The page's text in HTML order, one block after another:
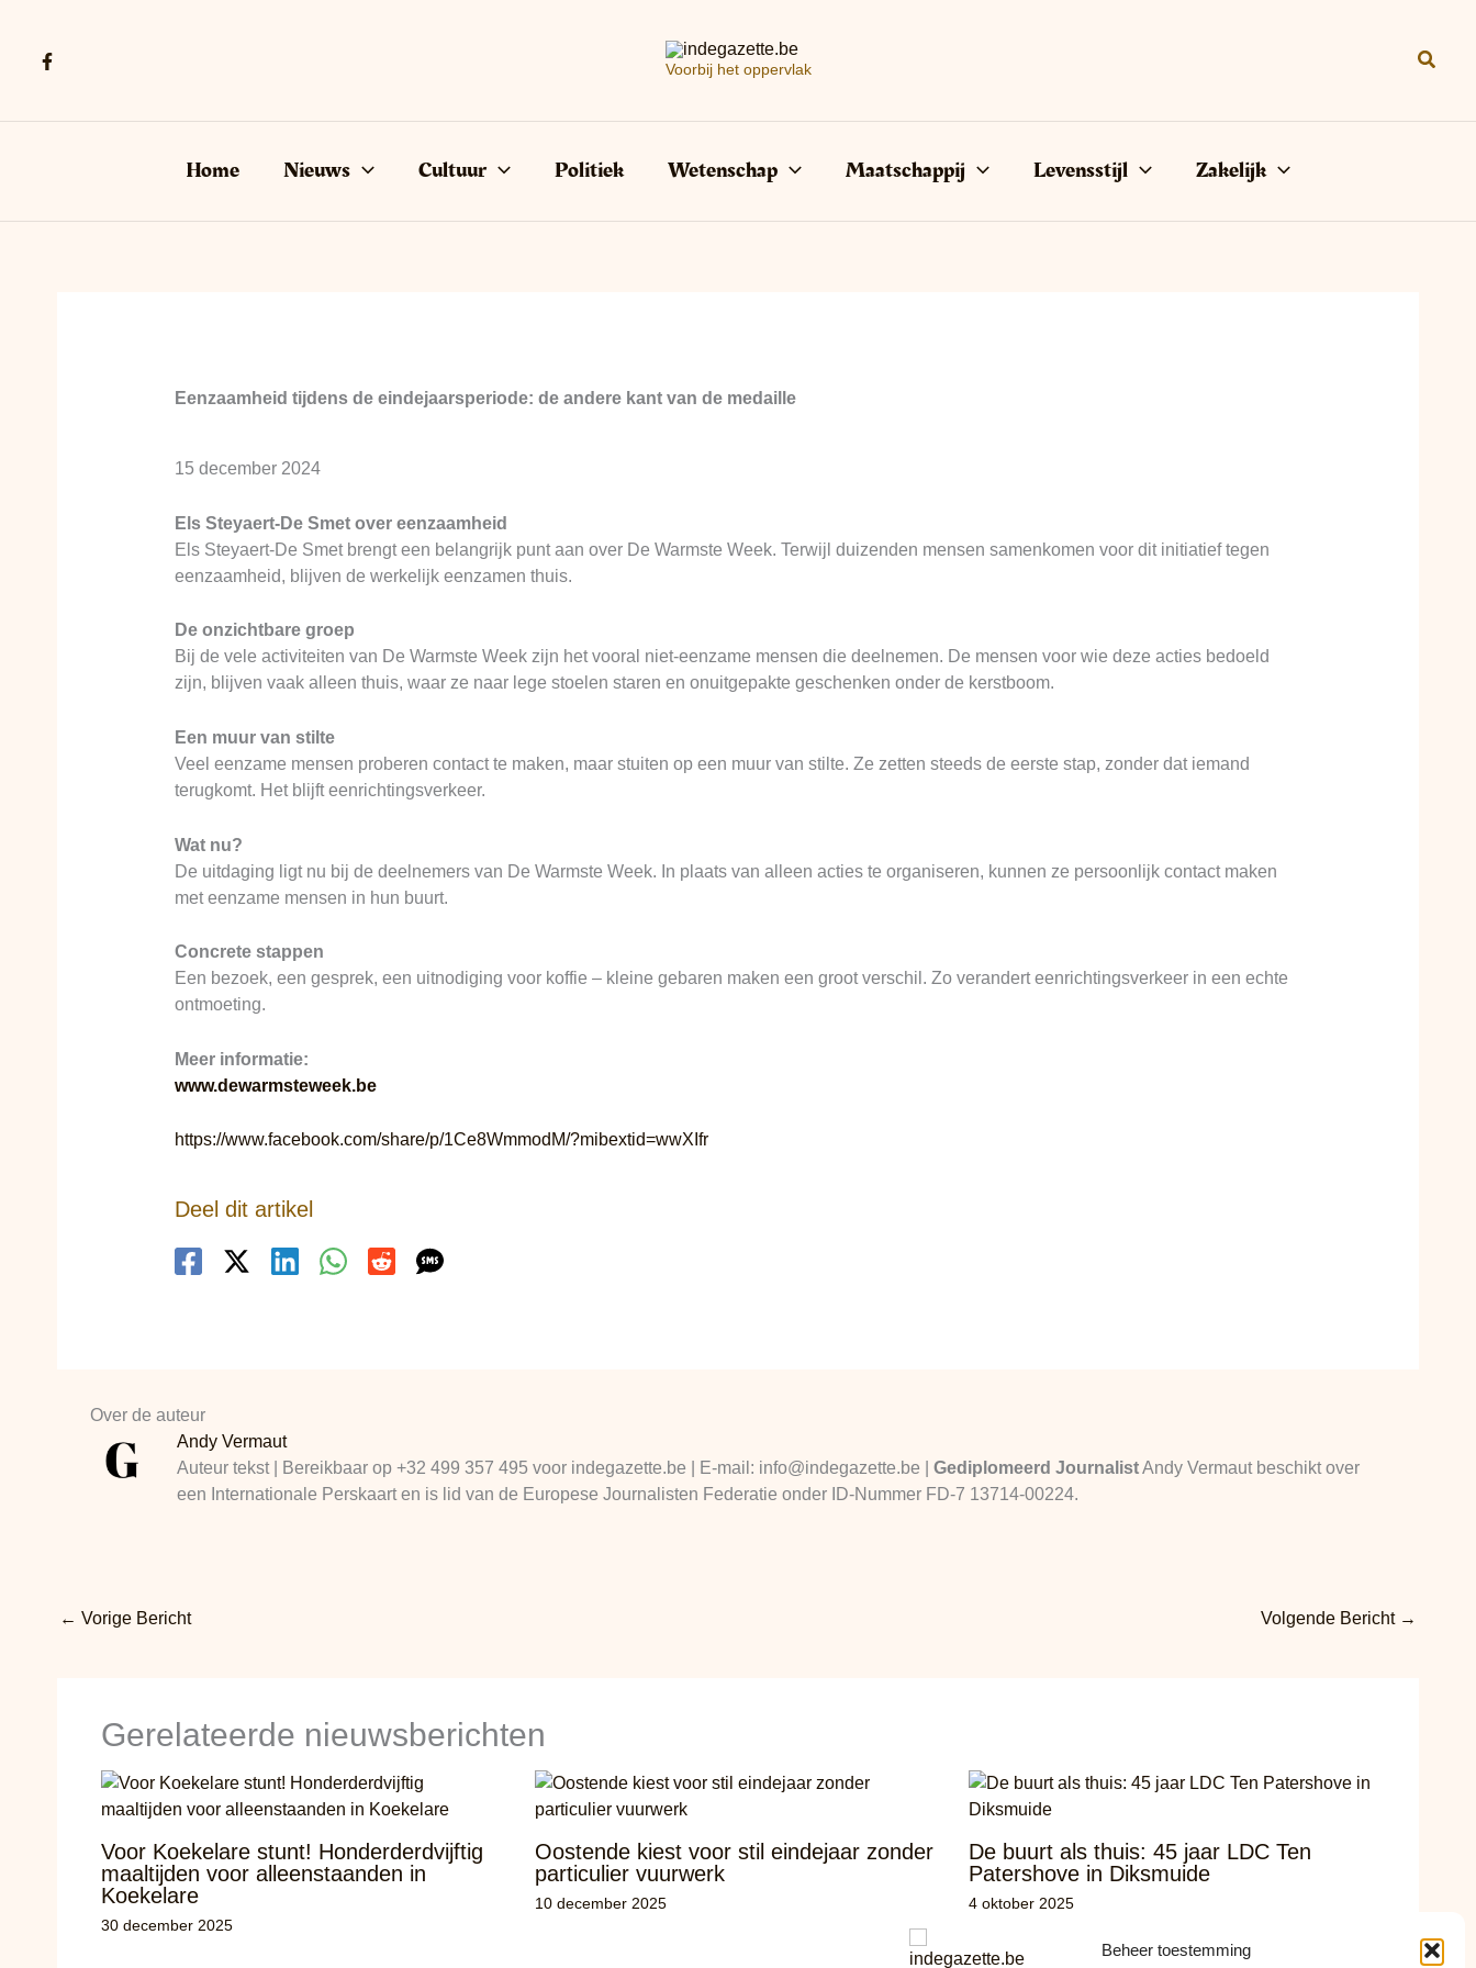
Beheer toestemming
Voorbij het oppervlak
Home Nieuws Cultuur Politiek Wetenschap Maatschappij Levensstijl Zakelijk
Eenzaamheid tijdens de eindejaarsperiode: de andere kant van de medaille
15 december 2024
Els Steyaert-De Smet over eenzaamheid
Els Steyaert-De Smet brengt een belangrijk punt aan over De Warmste Week. Terwijl duizenden mensen samenkomen voor dit initiatief tegen
eenzaamheid, blijven de werkelijk eenzamen thuis.
De onzichtbare groep
Bij de vele activiteiten van De Warmste Week zijn het vooral niet-eenzame mensen die deelnemen. De mensen voor wie deze acties bedoeld
zijn, blijven vaak alleen thuis, waar ze naar lege stoelen staren en onuitgepakte geschenken onder de kerstboom.
Een muur van stilte
Veel eenzame mensen proberen contact te maken, maar stuiten op een muur van stilte. Ze zetten steeds de eerste stap, zonder dat iemand
terugkomt. Het blijft eenrichtingsverkeer.
Wat nu?
De uitdaging ligt nu bij de deelnemers van De Warmste Week. In plaats van alleen acties te organiseren, kunnen ze persoonlijk contact maken
met eenzame mensen in hun buurt.
Concrete stappen
Een bezoek, een gesprek, een uitnodiging voor koffie – kleine gebaren maken een groot verschil. Zo verandert eenrichtingsverkeer in een echte
ontmoeting.
Meer informatie:
www.dewarmsteweek.be
https://www.facebook.com/share/p/1Ce8WmmodM/?mibextid=wwXIfr
Deel dit artikel
Over de auteur
Andy Vermaut
Auteur tekst | Bereikbaar op +32 499 357 495 voor indegazette.be | E-mail: info@indegazette.be |Gediplomeerd JournalistAndy Vermaut beschikt over
een Internationale Perskaart en is lid van de Europese Journalisten Federatie onder ID-Nummer FD-7 13714-00224.
← Vorige Bericht Volgende Bericht →
Gerelateerde nieuwsberichten
Voor Koekelare stunt! Honderderdvijftig
maaltijden voor alleenstaanden in
Koekelare
30 december 2025
Oostende kiest voor stil eindejaar zonder
particulier vuurwerk
10 december 2025
De buurt als thuis: 45 jaar LDC Ten
Patershove in Diksmuide
4 oktober 2025